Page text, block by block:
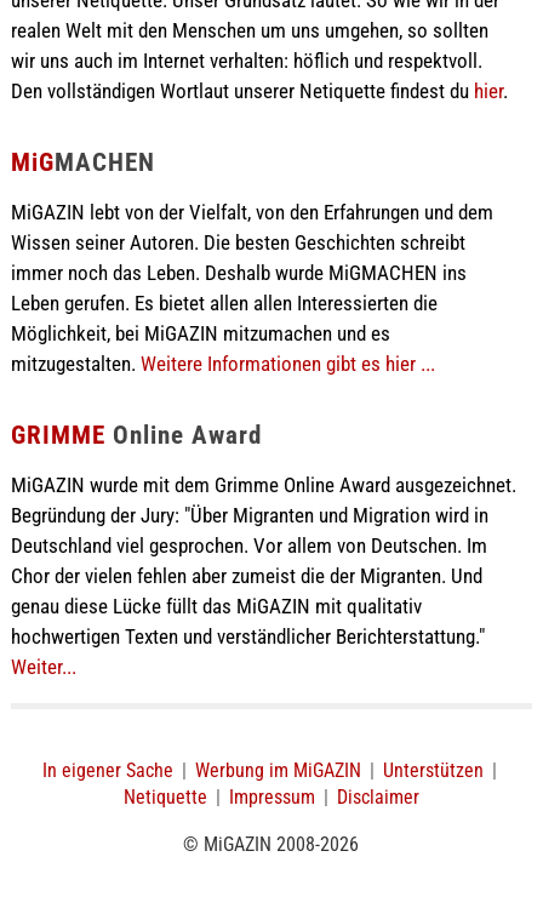
realen Welt mit den Menschen um uns umgehen, so sollten
wir uns auch im Internet verhalten: höflich und respektvoll.
Den vollständigen Wortlaut unserer Netiquette findest du hier.
MiGMACHEN
MiGAZIN lebt von der Vielfalt, von den Erfahrungen und dem
Wissen seiner Autoren. Die besten Geschichten schreibt
immer noch das Leben. Deshalb wurde MiGMACHEN ins
Leben gerufen. Es bietet allen allen Interessierten die
Möglichkeit, bei MiGAZIN mitzumachen und es
mitzugestalten. Weitere Informationen gibt es hier ...
GRIMME Online Award
MiGAZIN wurde mit dem Grimme Online Award ausgezeichnet.
Begründung der Jury: "Über Migranten und Migration wird in
Deutschland viel gesprochen. Vor allem von Deutschen. Im
Chor der vielen fehlen aber zumeist die der Migranten. Und
genau diese Lücke füllt das MiGAZIN mit qualitativ
hochwertigen Texten und verständlicher Berichterstattung."
Weiter...
In eigener Sache | Werbung im MiGAZIN | Unterstützen |
Netiquette | Impressum | Disclaimer
© MiGAZIN 2008-2026